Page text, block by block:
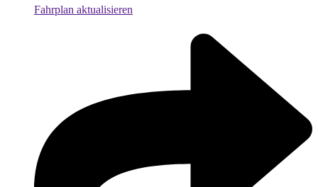
Fahrplan aktualisieren